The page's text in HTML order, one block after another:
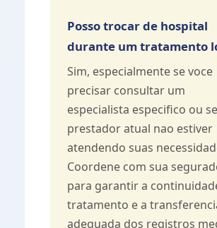
Posso trocar de hospital
durante um tratamento
Sim, especialmente se voce
precisar consultar um
especialista especifico ou
prestador atual nao estiver
atendendo suas
Coordene com sua
para garantir a
tratamento e a
adequada dos registros